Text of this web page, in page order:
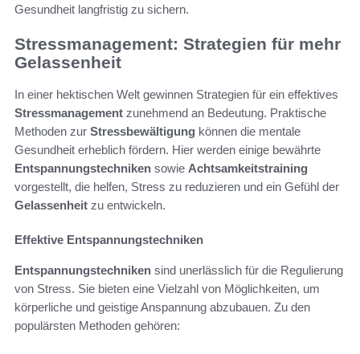
Gesundheit langfristig zu sichern.
Stressmanagement: Strategien für mehr
Gelassenheit
In einer hektischen Welt gewinnen Strategien für ein effektives
Stressmanagement zunehmend an Bedeutung. Praktische
Methoden zur Stressbewältigung können die mentale
Gesundheit erheblich fördern. Hier werden einige bewährte
Entspannungstechniken sowie Achtsamkeitstraining
vorgestellt, die helfen, Stress zu reduzieren und ein Gefühl der
Gelassenheit zu entwickeln.
Effektive Entspannungstechniken
Entspannungstechniken sind unerlässlich für die Regulierung
von Stress. Sie bieten eine Vielzahl von Möglichkeiten, um
körperliche und geistige Anspannung abzubauen. Zu den
populärsten Methoden gehören: